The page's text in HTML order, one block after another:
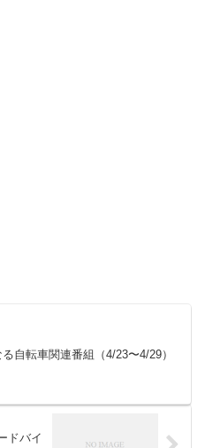
自転車関連番組（4/23〜4/29）
ドバイ